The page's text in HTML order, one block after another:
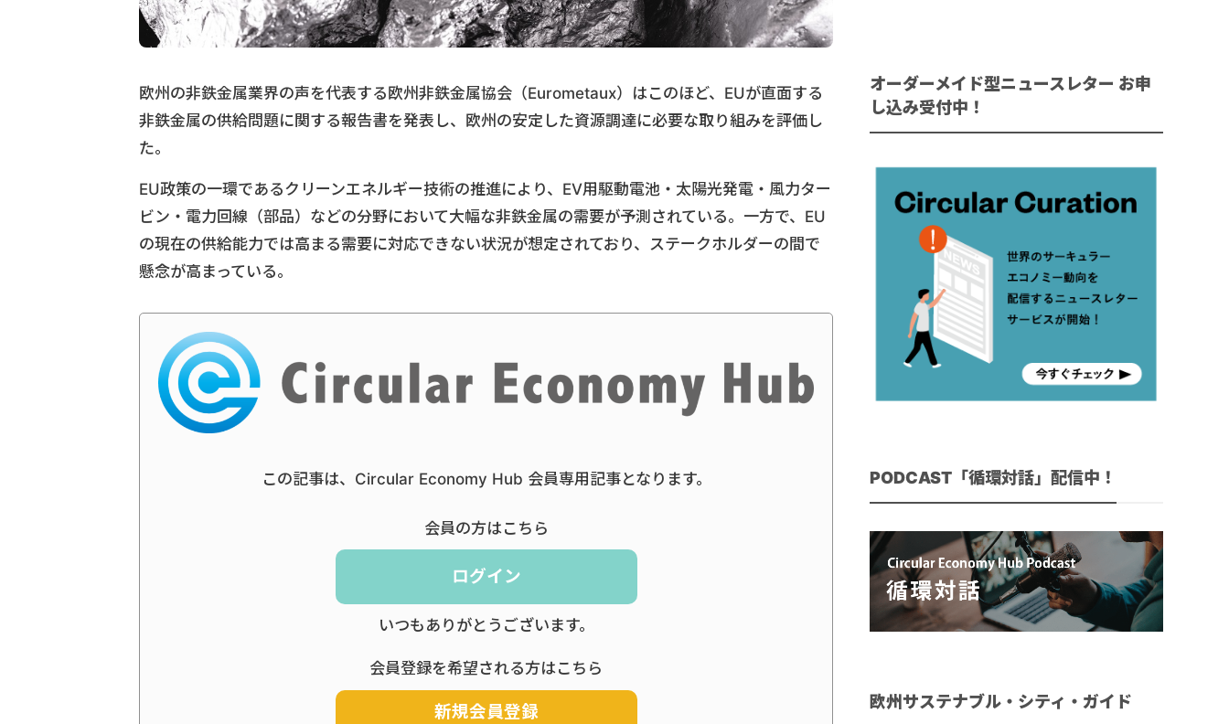
欧州の非鉄金属業界の声を代表する欧州非鉄金属協会（Eurometaux）はこのほど、EUが直面する
非鉄金属の供給問題に関する報告書を発表し、欧州の安定した資源調達に必要な取り組みを評価し
た。
EU政策の一環であるクリーンエネルギー技術の推進により、EV用駆動電池・太陽光発電・風力ター
ビン・電力回線（部品）などの分野において大幅な非鉄金属の需要が予測されている。一方で、EU
の現在の供給能力では高まる需要に対応できない状況が想定されており、ステークホルダーの間で
懸念が高まっている。
この記事は、Circular Economy Hub 会員専用記事となります。
会員の方はこちら
ログイン
いつもありがとうございます。
会員登録を希望される方はこちら
新規会員登録
オーダーメイド型ニュースレター お申
し込み受付中！
PODCAST「循環対話」配信中！
欧州サステナブル・シティ・ガイド